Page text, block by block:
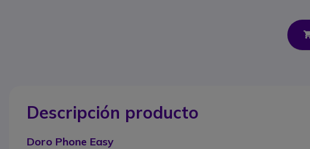
Descripción producto
Doro Phone Easy